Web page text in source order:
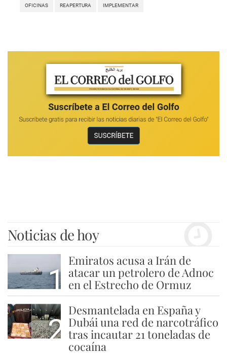
OFICINAS REAPERTURA IMPLEMENTAR
Noticias de hoy
1
Emiratos acusa a Irán de
atacar un petrolero de Adnoc
en el Estrecho de Ormuz
2
Desmantelada en España y
Dubái una red de narcotráfico
tras incautar 21 toneladas de
cocaína